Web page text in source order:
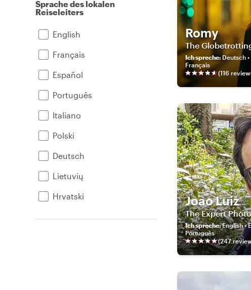
Sprache des lokalen
Reiseleiters
English
Français
Español
Português
Italiano
Polski
Deutsch
Lietuvių
Hrvatski
Romy
The
Ich spreche: Deutsch •
Français
(116 review
Joao Luiz
The Expert
Ich spreche:English •
Português
(247